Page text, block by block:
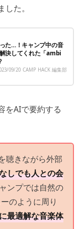
た。
た…！キャンプ中の音
決してくれた「ambi
09/20 CAMP HACK 編集部
をAIで要約する
聴きながら外部
しでも人との会
ンプでは自然の
のように周り
最適解な音楽体